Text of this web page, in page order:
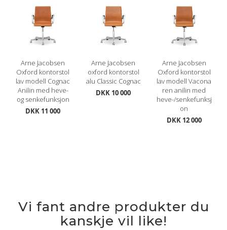
Arne Jacobsen
Oxford kontorstol
lav modell Cognac
Anilin med heve-
og senkefunksjon
DKK 11 000
Arne Jacobsen
oxford kontorstol
alu Classic Cognac
DKK 10 000
Arne Jacobsen
Oxford kontorstol
lav modell Vacona
ren anilin med
heve-/senkefunksj
on
DKK 12 000
Vi fant andre produkter du
kanskje vil like!